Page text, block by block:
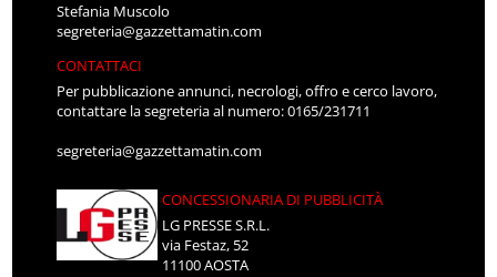
Stefania Muscolo
segreteria@gazzettamatin.com
CONTATTACI
Per pubblicazione annunci, necrologi, offro e cerco lavoro,
contattare la segreteria al numero: 0165/231711
segreteria@gazzettamatin.com
CONCESSIONARIA DI PUBBLICITÀ
LG PRESSE S.R.L.
via Festaz, 52
11100 AOSTA